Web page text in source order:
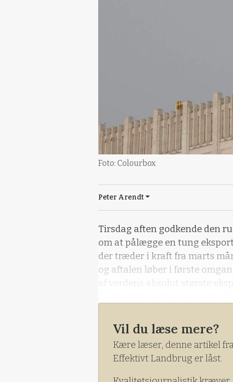
Foto: Colourbox
Peter Arendt
Tirsdag aften godkende den
om at pålægge en tung
der træder i kraft fra marts
og aftalen løber i første
af verdens absolut største
Vil du læse mere?
Kære læser, denne artikel
Effektivt Landbrug er låst.